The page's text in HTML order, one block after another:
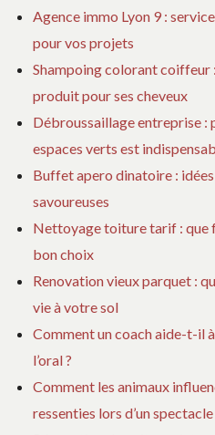
VISAGE
Agence immo Lyon 9 :
pour vos projets
Shampoing colorant coiffeur
produit pour ses cheveux
Débroussaillage entreprise :
espaces verts est
Buffet apero dinatoire :
savoureuses
Nettoyage toiture tarif : que
bon choix
Renovation vieux parquet :
vie à votre sol
Comment un coach aide-t-il
l’oral ?
Comment les animaux
ressenties lors d’un spectacle